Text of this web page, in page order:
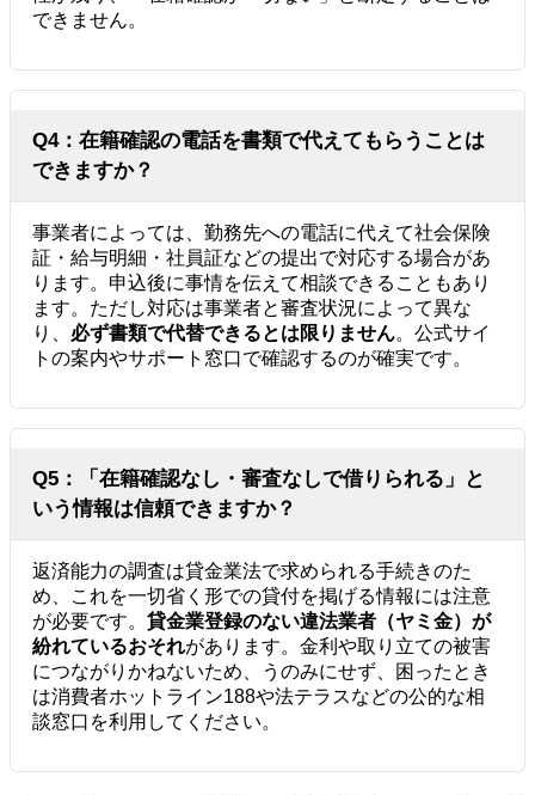
できません。
Q4：在籍確認の電話を書類で代えてもらうことは
できますか？
事業者によっては、勤務先への電話に代えて社会保険
証・給与明細・社員証などの提出で対応する場合があ
ります。申込後に事情を伝えて相談できることもあり
ます。ただし対応は事業者と審査状況によって異な
り、 必ず書類で代替できるとは限りません。公式サイ
トの案内やサポート窓口で確認するのが確実です。
Q5：「在籍確認なし・審査なしで借りられる」と
いう情報は信頼できますか？
返済能力の調査は貸金業法で求められる手続きのた
め、これを一切省く形での貸付を掲げる情報には注意
が必要です。 貸金業登録のない違法業者（ヤミ金）が
紛れているおそれがあります。金利や取り立ての被害
につながりかねないため、うのみにせず、困ったとき
は消費者ホットライン188や法テラスなどの公的な相
談窓口を利用してください。